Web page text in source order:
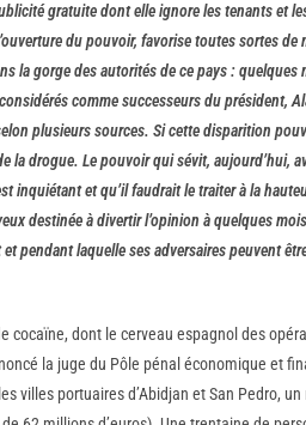
gratuite dont elle ignore les tenants et
du pouvoir, favorise toutes sortes de
la gorge des autorités de ce pays : quelques
comme successeurs du président,
plusieurs sources. Si cette disparition
la drogue. Le pouvoir qui sévit, aujourd’hui,
inquiétant et qu’il faudrait le traiter à la
destinée à divertir l’opinion à quelques
pendant laquelle ses adversaires peuvent
dont le cerveau espagnol des
la juge du Pôle pénal économique et
villes portuaires d’Abidjan et San Pedro, un